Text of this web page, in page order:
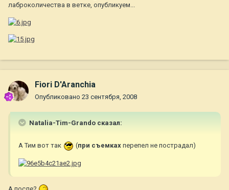
лаброколичества в ветке, опубликуем...
Fiori D'Aranchia
Опубликовано 23 сентября, 2008
Natalia-Tim-Grando сказал:
А Тим вот так (при съемках перепел не пострадал)